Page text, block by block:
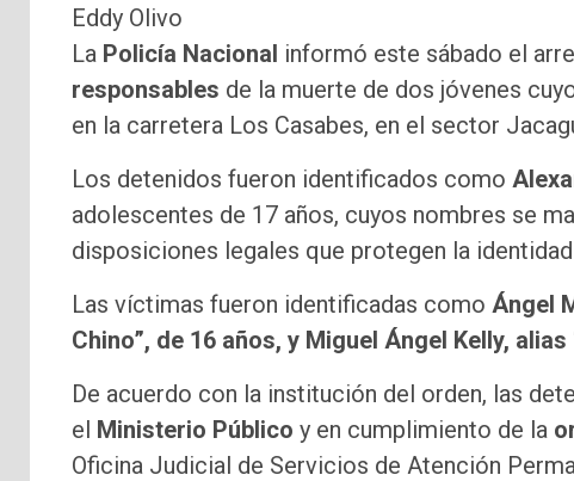
Eddy Olivo
La Policía Nacional informó este sábado el
responsables de la muerte de dos jóvenes
en la carretera Los Casabes, en el sector
Los detenidos fueron identificados como
adolescentes de 17 años, cuyos nombres se
disposiciones legales que protegen la
Las víctimas fueron identificadas como Ángel
Chino”, de 16 años, y Miguel Ángel Kelly, alias
De acuerdo con la institución del orden, las
el Ministerio Público y en cumplimiento de la
Oficina Judicial de Servicios de Atención